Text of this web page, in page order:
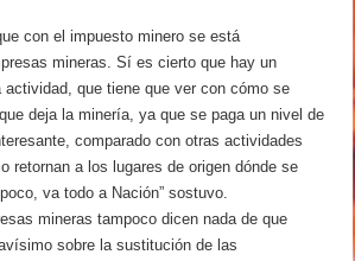
con el impuesto minero se está
mineras. Sí es cierto que hay un
actividad, que tiene que ver con cómo se
deja la minería, ya que se paga un nivel de
comparado con otras actividades
retornan a los lugares de origen dónde se
va todo a Nación” sostuvo.
mineras tampoco dicen nada de que
sobre la sustitución de las